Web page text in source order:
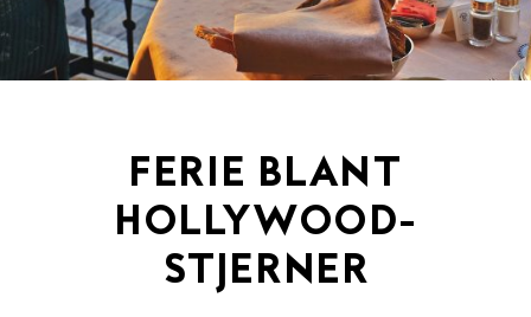
FERIE BLANT
HOLLYWOOD-
STJERNER